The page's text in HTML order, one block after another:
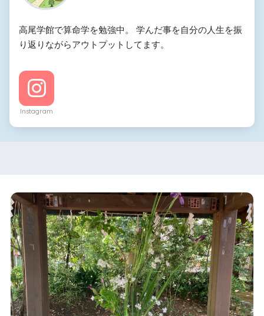
高尾学館で算命学を勉強中。 学んだ事を自分の人生を振
り返りながらアウトプットしてます。
Instagram